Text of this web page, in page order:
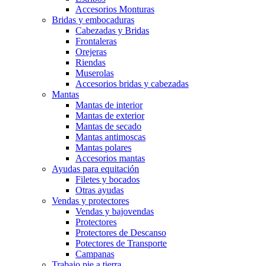
Accesorios Monturas
Bridas y embocaduras
Cabezadas y Bridas
Frontaleras
Orejeras
Riendas
Muserolas
Accesorios bridas y cabezadas
Mantas
Mantas de interior
Mantas de exterior
Mantas de secado
Mantas antimoscas
Mantas polares
Accesorios mantas
Ayudas para equitación
Filetes y bocados
Otras ayudas
Vendas y protectores
Vendas y bajovendas
Protectores
Protectores de Descanso
Potectores de Transporte
Campanas